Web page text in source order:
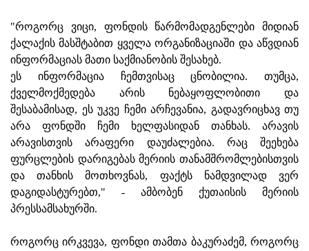
"როგორც ვიცი, ფონდის წარმომადგენლები მიდიან
ქალაქის მასშტაბით ყველა ორგანიზაციაში და აწვდიან
ინფორმაციას მათი საქმიანობის შესახებ.
ეს ინფორმაცია ჩემთვისაც ცნობილია. თუმცა,
ქველმოქმედება არის ნებაყოფლობითი და
შესაბამისად, ეს უკვე ჩემი არჩევანია, გადავრიცხავ თუ
არა ფონდში ჩემი ხელფასიდან თანხას. არავის
არავისთვის არაფერი დაუძალებია. რაც შეეხება
ფურცლების დარიგებას მერიის თანამშრომლებისთვის
და თანხის მოთხოვნას, ფაქტს ნამდვილად ვერ
დაგიდასტურებთ," - ამბობენ ქუთაისის მერიის
პრესსამსახურში.
როგორც ირკვევა, ფონდი თამთა ბაკურაძემ, როგორც